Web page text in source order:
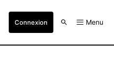
Connexion Menu